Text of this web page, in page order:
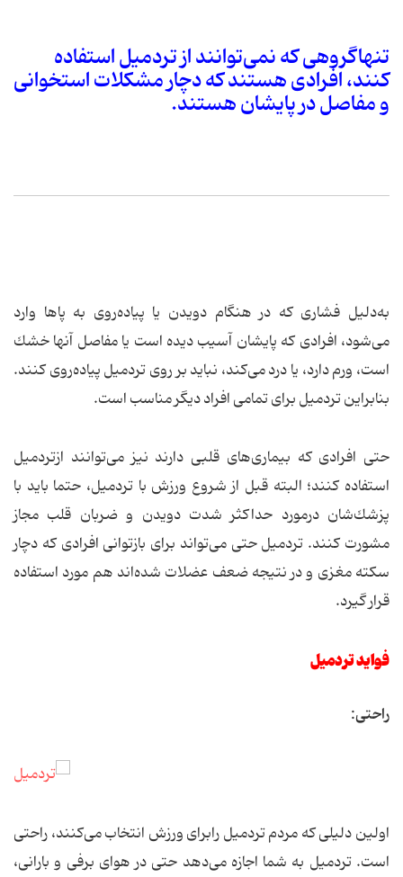
تنها‌گروهی كه نمی‌توانند از تردمیل استفاده
كنند، افرادی هستند كه دچار مشكلات استخوانی
و مفاصل در پایشان هستند.
به‌دلیل فشاری كه در هنگام دویدن یا پیاده‌روی به پاها وارد
می‌شود، افرادی كه پایشان آسیب دیده است یا مفاصل آنها خشك
است، ورم دارد، یا درد می‌كند، نباید بر روی تردمیل پیاده‌روی كنند.
بنابراین تردمیل برای تمامی افراد دیگر مناسب است.
حتی افرادی كه بیماری‌های قلبی دارند نیز می‌توانند ازتردمیل
استفاده كنند؛ البته قبل از شروع ورزش با تردمیل، حتما باید با
پزشك‌شان درمورد حداكثر شدت دویدن و ضربان قلب مجاز
مشورت كنند. تردمیل حتی می‌تواند برای بازتوانی افرادی‌ كه دچار
سكته مغزی و در نتیجه ضعف عضلات شده‌اند هم ‌مورد استفاده
قرار گیرد.
فواید تردمیل
راحتی:
اولین دلیلی كه مردم تردمیل رابرای ورزش انتخاب می‌كنند، راحتی
است. تردمیل به شما اجازه می‌دهد حتی در هوای برفی و بارانی،